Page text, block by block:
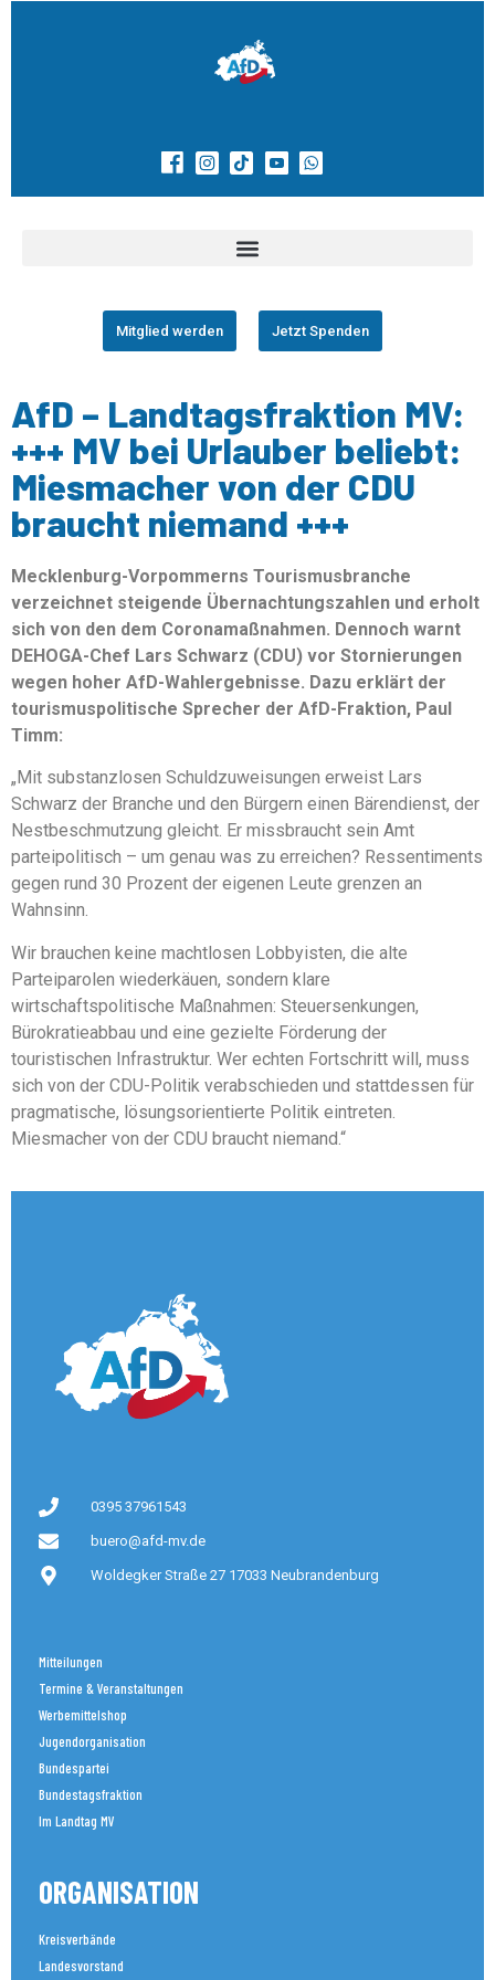
Mitglied werden Jetzt Spenden
AfD – Landtagsfraktion MV:
+++ MV bei Urlauber beliebt:
Miesmacher von der CDU
braucht niemand +++
Mecklenburg-Vorpommerns Tourismusbranche
verzeichnet steigende Übernachtungszahlen und erholt
sich von den dem Coronamaßnahmen. Dennoch warnt
DEHOGA-Chef Lars Schwarz (CDU) vor Stornierungen
wegen hoher AfD-Wahlergebnisse. Dazu erklärt der
tourismuspolitische Sprecher der AfD-Fraktion, Paul
Timm:
„Mit substanzlosen Schuldzuweisungen erweist Lars
Schwarz der Branche und den Bürgern einen Bärendienst, der
Nestbeschmutzung gleicht. Er missbraucht sein Amt
parteipolitisch – um genau was zu erreichen? Ressentiments
gegen rund 30 Prozent der eigenen Leute grenzen an
Wahnsinn.
Wir brauchen keine machtlosen Lobbyisten, die alte
Parteiparolen wiederkäuen, sondern klare
wirtschaftspolitische Maßnahmen: Steuersenkungen,
Bürokratieabbau und eine gezielte Förderung der
touristischen Infrastruktur. Wer echten Fortschritt will, muss
sich von der CDU-Politik verabschieden und stattdessen für
pragmatische, lösungsorientierte Politik eintreten.
Miesmacher von der CDU braucht niemand.“
0395 37961543
buero@afd-mv.de
Woldegker Straße 27 17033 Neubrandenburg
Mitteilungen
Termine & Veranstaltungen
Werbemittelshop
Jugendorganisation
Bundespartei
Bundestagsfraktion
Im Landtag MV
ORGANISATION
Kreisverbände
Landesvorstand